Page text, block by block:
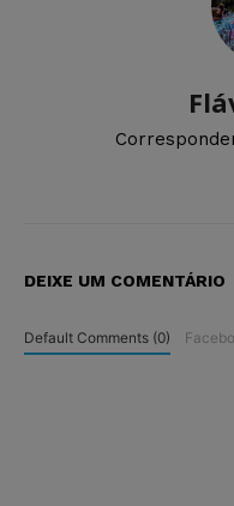
DEIXE UM COMENTÁRIO
Default Comments (0)